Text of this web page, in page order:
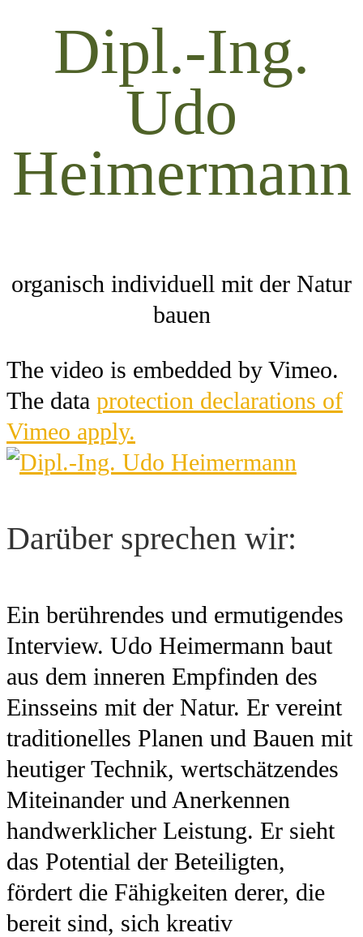
Dipl.-Ing.
Udo
Heimermann
organisch individuell mit der Natur
bauen
The video is embedded by Vimeo.
The data protection declarations of
Vimeo apply.
Darüber sprechen wir:
Ein berührendes und ermutigendes
Interview. Udo Heimermann baut
aus dem inneren Empfinden des
Einsseins mit der Natur. Er vereint
traditionelles Planen und Bauen mit
heutiger Technik, wertschätzendes
Miteinander und Anerkennen
handwerklicher Leistung. Er sieht
das Potential der Beteiligten,
fördert die Fähigkeiten derer, die
bereit sind, sich kreativ